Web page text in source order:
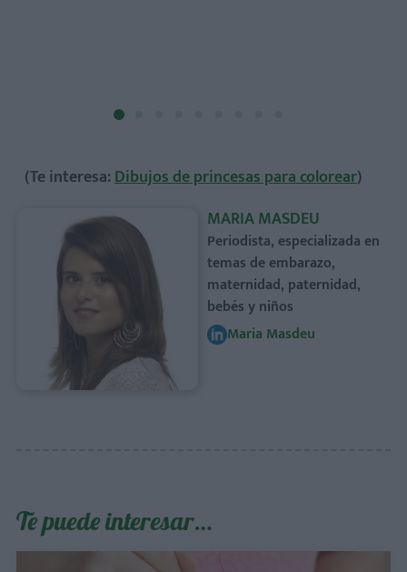
(Te interesa:Dibujos de princesas para colorear)
MARIA MASDEU
Periodista, especializada en
temas de embarazo,
maternidad, paternidad,
bebés y niños
Maria Masdeu
Te puede interesar…